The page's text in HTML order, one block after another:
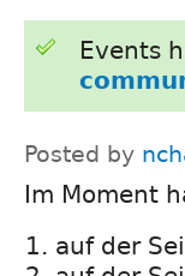
Events
Posted by
Im Moment
auf der